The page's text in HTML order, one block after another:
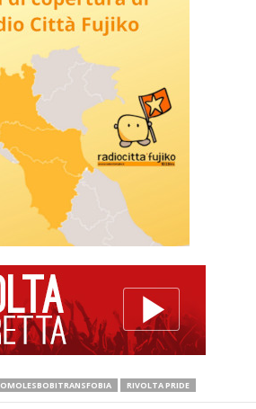
OMOLESBOBITRANSFOBIA RIVOLTA PRIDE